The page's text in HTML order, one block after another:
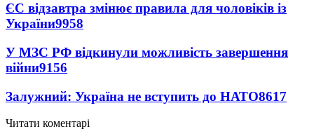
ЄС відзавтра змінює правила для чоловіків із
України9958
У МЗС РФ відкинули можливість завершення
війни9156
Залужний: Україна не вступить до НАТО8617
Читати коментарі